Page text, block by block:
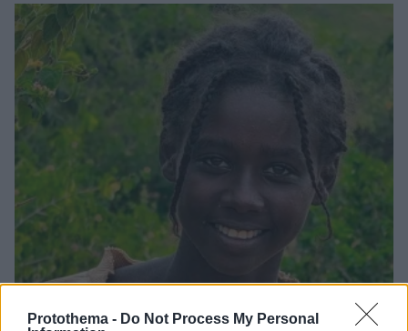
Protothema - Do Not Process My Personal